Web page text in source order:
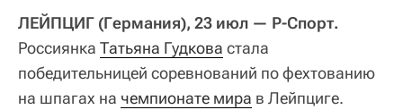
ЛЕЙПЦИГ (Германия), 23 июл — Р-Спорт.
Россиянка Татьяна Гудкова стала
победительницей соревнований по фехтованию
на шпагах на чемпионате мира в Лейпциге.